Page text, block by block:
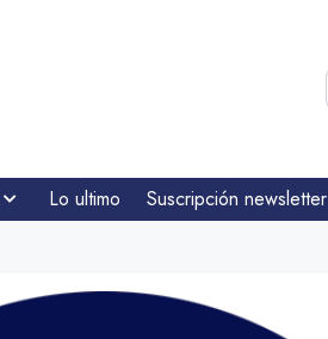
Lo ultimo Suscripción newsletter